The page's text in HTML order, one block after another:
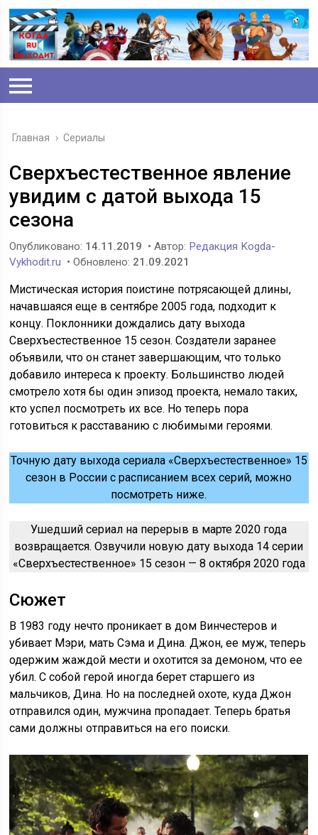
Главная › Сериалы
Сверхъестественное явление
увидим с датой выхода 15
сезона
Опубликовано: 14.11.2019 • Автор: Редакция Kogda-
Vykhodit.ru • Обновлено: 21.09.2021
Мистическая история поистине потрясающей длины,
начавшаяся еще в сентябре 2005 года, подходит к
концу. Поклонники дождались дату выхода
Сверхъестественное 15 сезон. Создатели заранее
объявили, что он станет завершающим, что только
добавило интереса к проекту. Большинство людей
смотрело хотя бы один эпизод проекта, немало таких,
кто успел посмотреть их все. Но теперь пора
готовиться к расставанию с любимыми героями.
Точную дату выхода сериала «Сверхъестественное» 15
сезон в России с расписанием всех серий, можно
посмотреть ниже.
Ушедший сериал на перерыв в марте 2020 года
возвращается. Озвучили новую дату выхода 14 серии
«Сверхъестественное» 15 сезон — 8 октября 2020 года
Сюжет
В 1983 году нечто проникает в дом Винчестеров и
убивает Мэри, мать Сэма и Дина. Джон, ее муж, теперь
одержим жаждой мести и охотится за демоном, что ее
убил. С собой герой иногда берет старшего из
мальчиков, Дина. Но на последней охоте, куда Джон
отправился один, мужчина пропадает. Теперь братья
сами должны отправиться на его поиски.